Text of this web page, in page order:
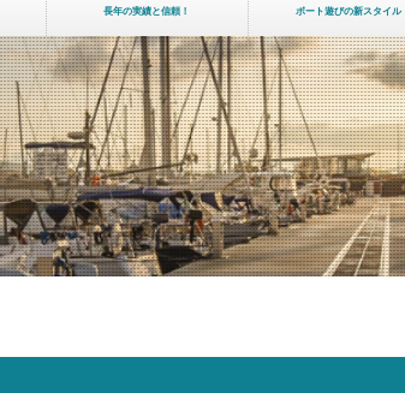
長年の実績と信頼！ ボート遊びの新スタイル